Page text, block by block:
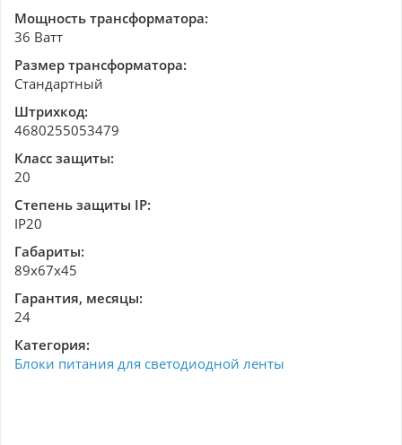
Мощность трансформатора:
36 Ватт
Размер трансформатора:
Стандартный
Штрихкод:
4680255053479
Класс защиты:
20
Степень защиты IP:
IP20
Габариты:
89x67x45
Гарантия, месяцы:
24
Категория:
Блоки питания для светодиодной ленты